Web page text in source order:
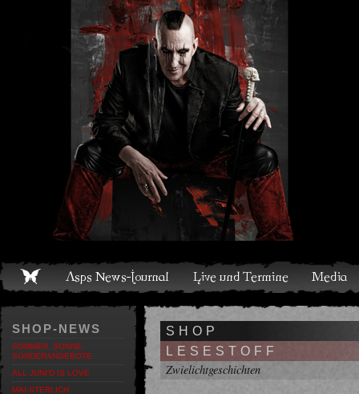
Live und Termine Media Shop Band Discografie
SHOP-NEWS
SOMMER, SONNE,
SONDERANGEBOTE
ALL JUNI'D IS LOVE
MAI-STERLICH
SHOP
LESESTOFF
Zwielichtgeschichten